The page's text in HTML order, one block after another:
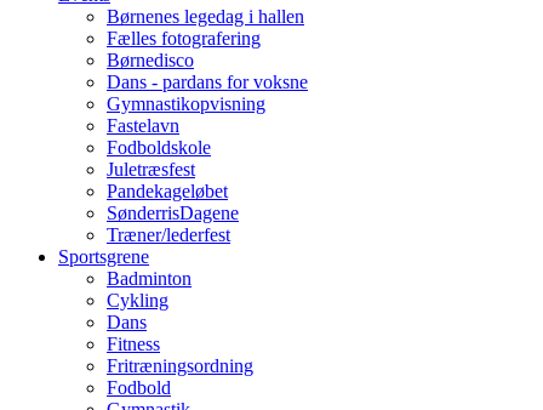
Børnenes legedag i hallen
Fælles fotografering
Børnedisco
Dans - pardans for voksne
Gymnastikopvisning
Fastelavn
Fodboldskole
Juletræsfest
Pandekageløbet
SønderrisDagene
Træner/lederfest
Sportsgrene
Badminton
Cykling
Dans
Fitness
Fritræningsordning
Fodbold